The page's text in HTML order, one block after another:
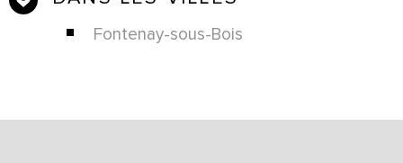
Fontenay-sous-Bois